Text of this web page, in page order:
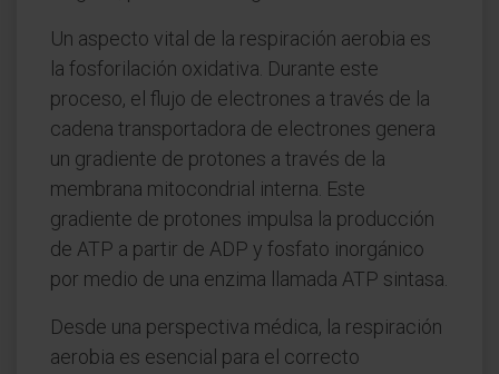
Un aspecto vital de la respiración aerobia es
la fosforilación oxidativa. Durante este
proceso, el flujo de electrones a través de la
cadena transportadora de electrones genera
un gradiente de protones a través de la
membrana mitocondrial interna. Este
gradiente de protones impulsa la producción
de ATP a partir de ADP y fosfato inorgánico
por medio de una enzima llamada ATP sintasa.
Desde una perspectiva médica, la respiración
aerobia es esencial para el correcto